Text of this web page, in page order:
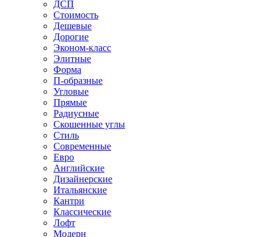
ДСП
Стоимость
Дешевые
Дорогие
Эконом-класс
Элитные
Форма
П-образные
Угловые
Прямые
Радиусные
Скошенные углы
Стиль
Современные
Евро
Английские
Дизайнерские
Итальянские
Кантри
Классические
Лофт
Модерн